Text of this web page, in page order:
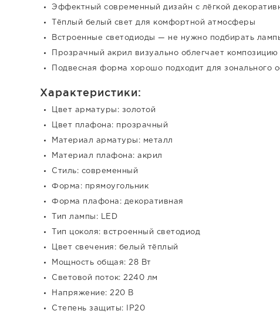
Эффектный современный дизайн с лёгкой
Тёплый белый свет для комфортной атмосферы
Встроенные светодиоды — не нужно подбирать
Прозрачный акрил визуально облегчает композицию
Подвесная форма хорошо подходит для зонального
Характеристики:
Цвет арматуры: золотой
Цвет плафона: прозрачный
Материал арматуры: металл
Материал плафона: акрил
Стиль: современный
Форма: прямоугольник
Форма плафона: декоративная
Тип лампы: LED
Тип цоколя: встроенный светодиод
Цвет свечения: белый тёплый
Мощность общая: 28 Вт
Световой поток: 2240 лм
Напряжение: 220 В
Степень защиты: IP20